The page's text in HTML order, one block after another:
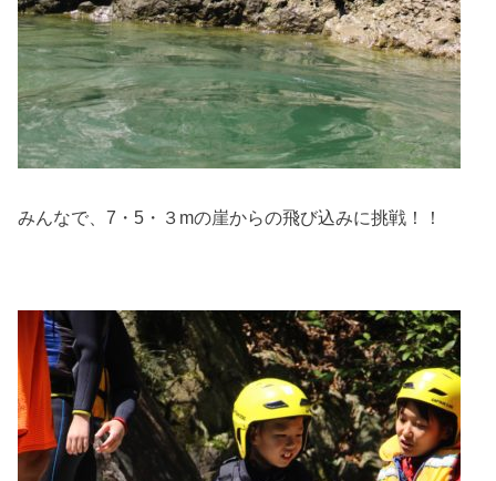
みんなで、7・5・３mの崖からの飛び込みに挑戦！！